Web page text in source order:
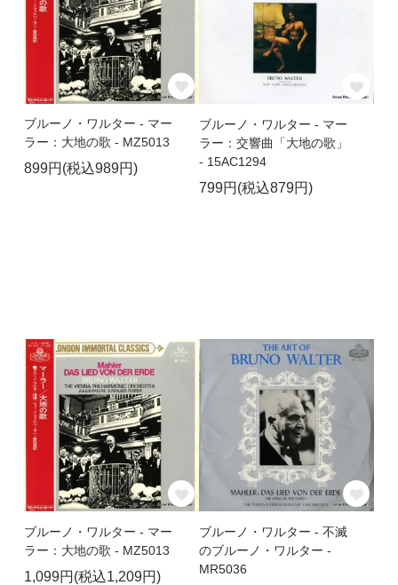
ブルーノ・ワルター - マー
ラー：大地の歌 - MZ5013
899円(税込989円)
ブルーノ・ワルター - マー
ラー：交響曲「大地の歌」
- 15AC1294
799円(税込879円)
ブルーノ・ワルター - マー
ラー：大地の歌 - MZ5013
1,099円(税込1,209円)
ブルーノ・ワルター - 不滅
のブルーノ・ワルター -
MR5036